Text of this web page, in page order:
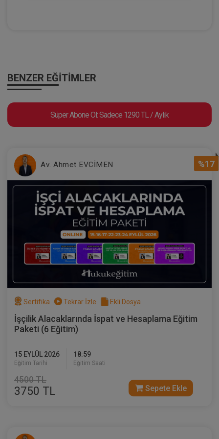
Tüketici Hukuku Enstitüsü
Boşanma Hukuku - II. Medeni Hukuk
Kongresi - I. Oturum Video Kaydı
360 TL Sepete Ekle
Tüketici Hukuku Enstitüsü
BENZER EĞITIMLER
Süper Abone Ol: Sadece 1290 TL / Aylık
%17
Av. Ahmet EVCİMEN
Sertifika Tekrar İzle Ekli Dosya
İşçilik Alacaklarında İspat ve Hesaplama Eğitim
Paketi (6 Eğitim)
15 EYLÜL 2026
Eğitim Tarihi
18:59
Eğitim Saati
4500 TL
3750 TL Sepete Ekle